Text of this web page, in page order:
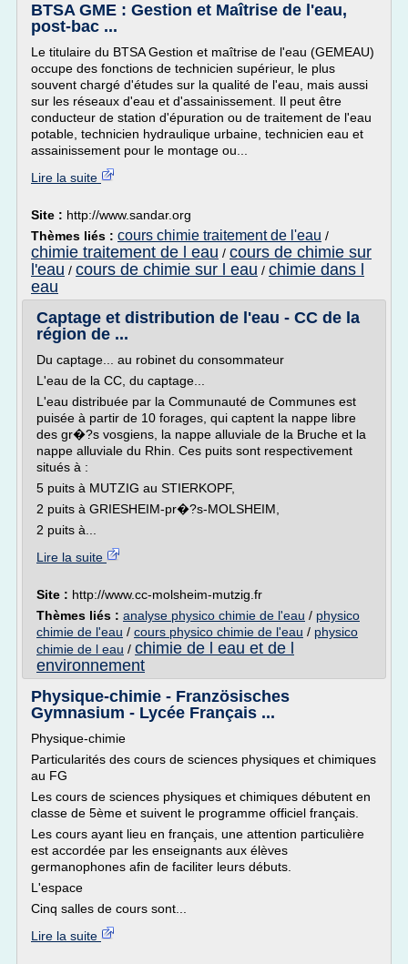
BTSA GME : Gestion et Maîtrise de l'eau,
post-bac ...
Le titulaire du BTSA Gestion et maîtrise de l'eau (GEMEAU)
occupe des fonctions de technicien supérieur, le plus
souvent chargé d'études sur la qualité de l'eau, mais aussi
sur les réseaux d'eau et d'assainissement. Il peut être
conducteur de station d'épuration ou de traitement de l'eau
potable, technicien hydraulique urbaine, technicien eau et
assainissement pour le montage ou...
Lire la suite
Site : http://www.sandar.org
Thèmes liés : cours chimie traitement de l'eau /
chimie traitement de l eau / cours de chimie sur
l'eau / cours de chimie sur l eau / chimie dans l
eau
Captage et distribution de l'eau - CC de la
région de ...
Du captage... au robinet du consommateur
L'eau de la CC, du captage...
L'eau distribuée par la Communauté de Communes est
puisée à partir de 10 forages, qui captent la nappe libre
des gr�?s vosgiens, la nappe alluviale de la Bruche et la
nappe alluviale du Rhin. Ces puits sont respectivement
situés à :
5 puits à MUTZIG au STIERKOPF,
2 puits à GRIESHEIM-pr�?s-MOLSHEIM,
2 puits à...
Lire la suite
Site : http://www.cc-molsheim-mutzig.fr
Thèmes liés : analyse physico chimie de l'eau / physico
chimie de l'eau / cours physico chimie de l'eau / physico
chimie de l eau / chimie de l eau et de l
environnement
Physique-chimie - Französisches
Gymnasium - Lycée Français ...
Physique-chimie
Particularités des cours de sciences physiques et chimiques
au FG
Les cours de sciences physiques et chimiques débutent en
classe de 5ème et suivent le programme officiel français.
Les cours ayant lieu en français, une attention particulière
est accordée par les enseignants aux élèves
germanophones afin de faciliter leurs débuts.
L'espace
Cinq salles de cours sont...
Lire la suite